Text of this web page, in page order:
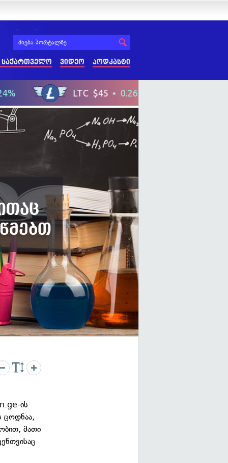
საქართველო ვიდეო პოდკასტი
ის
ცოდნაა,
მათი